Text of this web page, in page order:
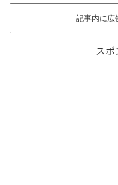
記事内に広
スポ